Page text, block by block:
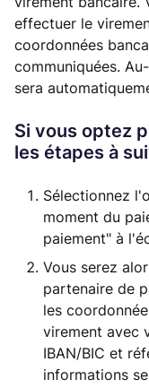
effectuer le
coordonnées
communiquées.
sera
Si vous optez
les étapes à
Sélectionnez
moment du
paiement" à
Vous serez
partenaire de
les
virement avec
IBAN/BIC et
informations